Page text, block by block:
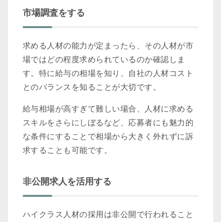
市場調査をする
求める人材の能力が定まったら、その人材が市
場ではどの程度求められているのか確認しま
す。特に給与の相場を知り、自社の人材コスト
とのバランスを知ることが大切です。
給与相場が高すぎて難しい場合、人材に求める
スキルをさらにしぼるなど、応募者にも魅力的
な条件にすることで相場から大きく外れずに訴
求することも可能です。
非公開求人を活用する
ハイクラス人材の採用は非公開で行われること